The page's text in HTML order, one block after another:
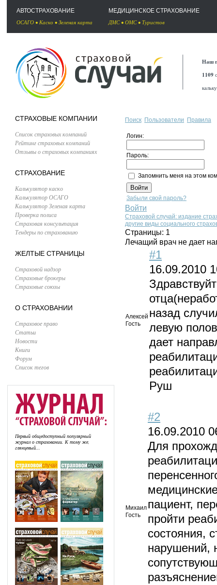
АВТОСТРАХОВАНИЕ
ОСАГО • Каско • Зеленая карта
МЕДИЦИНСКОЕ СТРАХОВАНИЕ
ДМС• ОМС• Туристов
Наш
1109
СТРАХОВЫЕ КОМПАНИИ
Список страховых компаний
Рейтинг страховых компаний
Отзывы о страховых компаниях
СТРАХОВАНИЕ
Калькулятор каско
Калькулятор ОСАГО
Калькулятор Зеленая карта
Проверка полиса
Страховая консультация
Тендеры по страхованию
ЖЕЛТЫЕ СТРАНИЦЫ
Страховой надзор
Страховые брокеры
Страховые союзы
О СТРАХОВАНИИ
Страховое право
Статьи
Новости
Книги
Форум
Список тегов
Первый общедоступный популярный
журнал о страховании. К тому же,
глянцевый...
Поиск Пользователи Правила
Логин:
Пароль:
Запомнить меня на этом
Забыли свой пароль?
Войти
Страховой случай: издание
другие виды социального
Страницы: 1
Лечащий врач не дает
Алексей
Гость
#1
16.09.2010
назад
левую
дает
Руш
Михаил
Гость
#2
16.09.2010
Для
пациент,
пройти
состояния,
нарушений,